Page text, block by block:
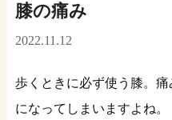
膝の痛み
2022.11.12
歩くときに必ず使う膝。
になってしまいますよね。